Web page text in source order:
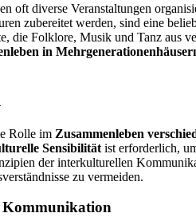
oft diverse Veranstaltungen
zubereitet werden, sind eine
die Folklore, Musik und Tanz aus
in
Rolle im Zusammenleben
Sensibilität ist erforderlich,
der interkulturellen
zu vermeiden.
Kommunikation